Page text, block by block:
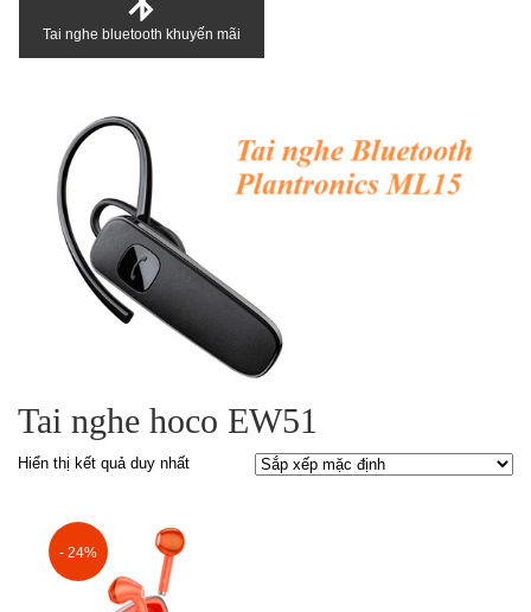
Tai nghe bluetooth khuyến mãi
Tai nghe hoco EW51
Hiển thị kết quả duy nhất
- 24%